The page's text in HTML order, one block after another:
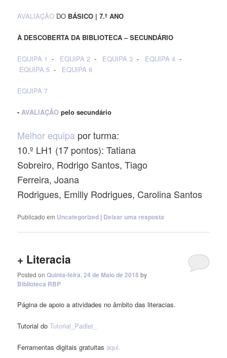
AVALIAÇÃO DO BÁSICO | 7.º ANO
À DESCOBERTA DA BIBLIOTECA – SECUNDÁRIO
EQUIPA 1 - EQUIPA 2 - EQUIPA 3 - EQUIPA 4 -
EQUIPA 5 - EQUIPA 6
EQUIPA 7
- AVALIAÇÃO pelo secundário
Melhor equipa por turma:
10.º LH1 (17 pontos): Tatiana
Sobreiro, Rodrigo Santos, Tiago
Ferreira, Joana
Rodrigues, Emilly Rodrigues, Carolina Santos
Publicado em Uncategorized | Deixar uma resposta
+ Literacia
Posted onQuinta-feira, 24 de Maio de 2018 by
Biblioteca RBP
Página de apoio a atividades no âmbito das literacias.
Tutorial doTutorial_Padlet_
Ferramentas digitais gratuitasaqui.